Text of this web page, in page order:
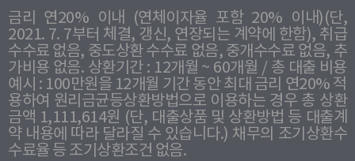
금리 연20% 이내 (연체이자율 포함 20% 이내)(단,
2021. 7. 7부터 체결, 갱신, 연장되는 계약에 한함), 취급
수수료 없음, 중도상환 수수료 없음, 중개수수료 없음, 추
가비용 없음. 상환기간 : 12개월 ~ 60개월 / 총 대출 비용
예시 : 100만원을 12개월 기간 동안 최대 금리 연20% 적
용하여 원리금균등상환방법으로 이용하는 경우 총 상환
금액 1,111,614원 (단, 대출상품 및 상환방법 등 대출계
약 내용에 따라 달라질 수 있습니다.) 채무의 조기상환수
수료율 등 조기상환조건 없음.